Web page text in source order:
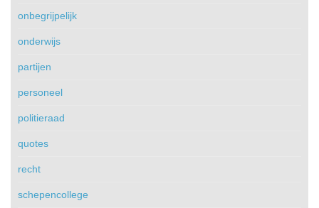
onbegrijpelijk
onderwijs
partijen
personeel
politieraad
quotes
recht
schepencollege